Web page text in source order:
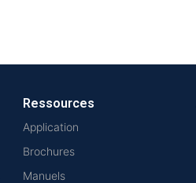
Ressources
Application
Brochures
Manuels